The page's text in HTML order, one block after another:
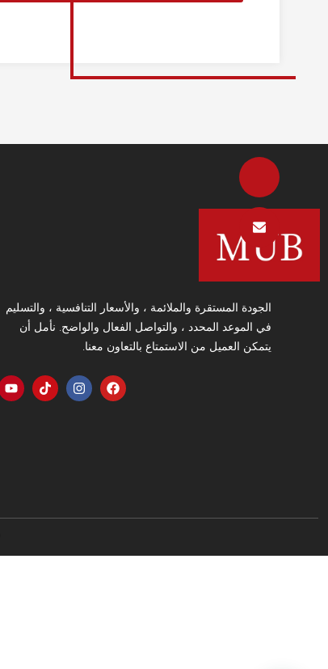
الجودة المستقرة والملائمة ، والأسعار التنافسية ، والتسليم
في الموعد المحدد ، والتواصل الفعال والواضح. نأمل أن
يتمكن العميل من الاستمتاع بالتعاون معنا.